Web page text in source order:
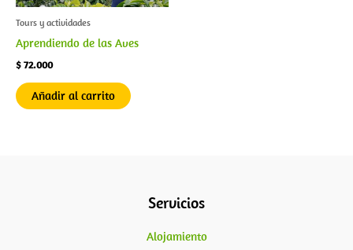
Tours y actividades
Aprendiendo de las Aves
$72.000
Añadir al carrito
Servicios
Alojamiento